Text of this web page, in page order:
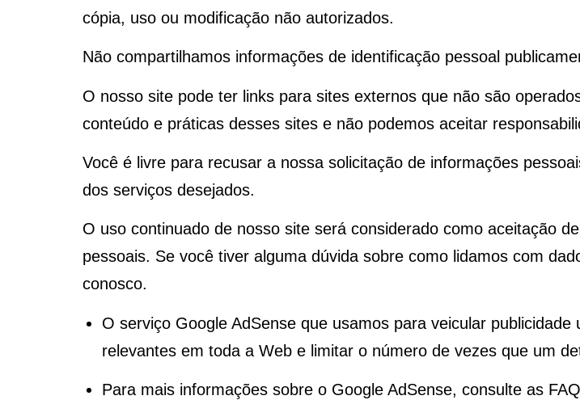
cópia, uso ou modificação não autorizados.
Não compartilhamos informações de identificação pessoal
O nosso site pode ter links para sites externos que não são
conteúdo e práticas desses sites e não podemos aceitar
Você é livre para recusar a nossa solicitação de informações
dos serviços desejados.
O uso continuado de nosso site será considerado como aceitação
pessoais. Se você tiver alguma dúvida sobre como lidamos com
conosco.
O serviço Google AdSense que usamos para veicular
relevantes em toda a Web e limitar o número de vezes que um
Para mais informações sobre o Google AdSense, consulte as